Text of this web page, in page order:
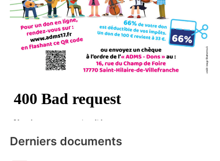
Derniers documents